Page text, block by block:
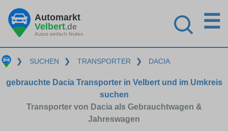
Automarkt
Velbert.de
Autos einfach finden
☰
❯ SUCHEN ❯ TRANSPORTER ❯ DACIA
gebrauchte Dacia Transporter in Velbert und im Umkreis
suchen
Transporter von Dacia als Gebrauchtwagen &
Jahreswagen